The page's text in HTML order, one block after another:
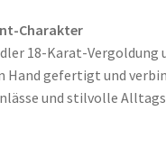
Charakter
18-Karat-Vergoldung
Hand gefertigt und
und stilvolle